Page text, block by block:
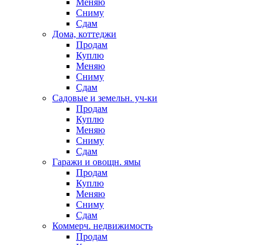
Сниму
Сдам
Дома, коттеджи
Продам
Куплю
Меняю
Сниму
Сдам
Садовые и земельн. уч-ки
Продам
Куплю
Меняю
Сниму
Сдам
Гаражи и овощн. ямы
Продам
Куплю
Меняю
Сниму
Сдам
Коммерч. недвижимость
Продам